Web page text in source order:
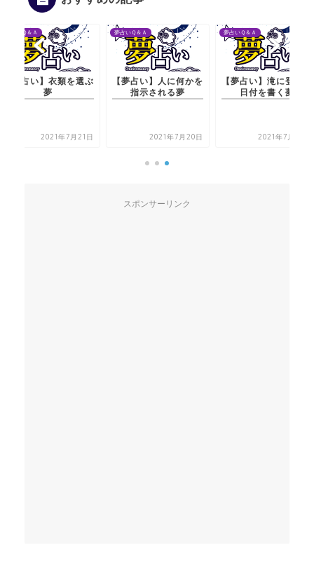
夢占いＱ＆Ａ
【夢占い】衣類を選ぶ
夢
2021年7月21日
夢占いＱ＆Ａ
【夢占い】人に何かを
指示される夢
2021年7月20日
夢占いＱ＆Ａ
【夢占い】滝に登って
日付を書く夢
2021年7月22日
スポンサーリンク